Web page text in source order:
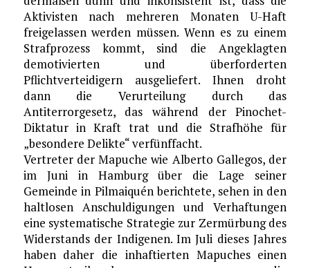
Aktivisten nach mehreren Monaten U-Haft
freigelassen werden müssen. Wenn es zu einem
Strafprozess kommt, sind die Angeklagten
demotivierten und überforderten
Pflichtverteidigern ausgeliefert. Ihnen droht
dann die Verurteilung durch das
Antiterrorgesetz, das während der Pinochet-
Diktatur in Kraft trat und die Strafhöhe für
„besondere Delikte“ verfünffacht.
Vertreter der Mapuche wie Alberto Gallegos, der
im Juni in Hamburg über die Lage seiner
Gemeinde in Pilmaiquén berichtete, sehen in den
haltlosen Anschuldigungen und Verhaftungen
eine systematische Strategie zur Zermürbung des
Widerstands der Indigenen. Im Juli dieses Jahres
haben daher die inhaftierten Mapuches einen